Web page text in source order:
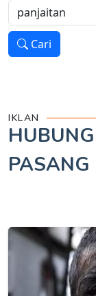
Cari
IKLAN